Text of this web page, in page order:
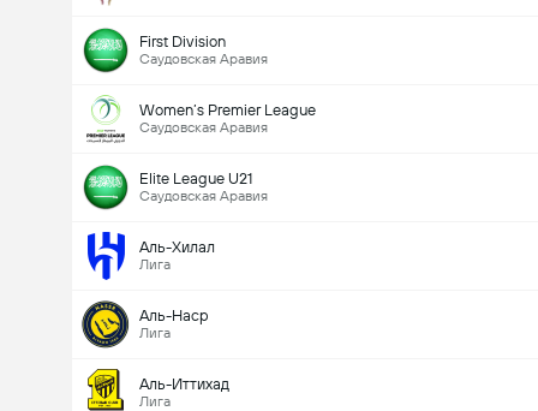
First Division
Саудовская Аравия
Women’s Premier League
Саудовская Аравия
Elite League U21
Саудовская Аравия
Аль-Хилал
Лига
Аль-Наср
Лига
Аль-Иттихад
Лига